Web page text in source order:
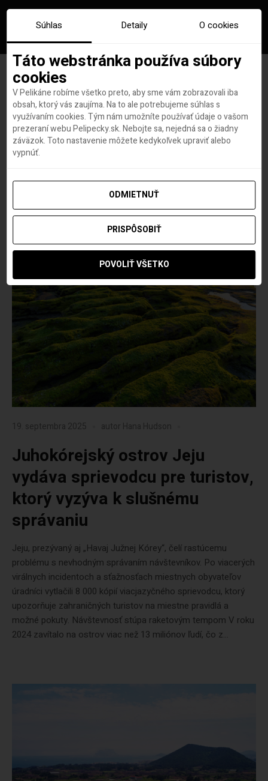
Značka:jeju
19. septembra 2025 autor Hana Hudson
Juhokórejský ostrov Jeju
vydáva sprievodcu pre turistov,
ktorý vyzýva k slušnému
správaniu
Jeju, prezývaný aj „Havaj Južnej Kórey“, čelí rastúcemu
problému s nevhodným správaním návštevníkov. Po viacerých
virálnych incidentoch a sťažnosťach miestnych obyvateľov
úradníci vytlačili 8 000 kópií viacjazyčného sprievodcu, ktorý
upozorňuje zahraničných turistov na miestne pravidlá a
možné pokuty. Návštevnosť stúpa raketovým tempom V roku
2024 zavítalo na ostrov viac než 13 miliónov ľudí, čo z...
Súhlas Detaily O cookies
Táto webstránka používa súbory
cookies
V Pelikáne robíme všetko preto, aby sme vám zobrazovali iba
obsah, ktorý vás zaujíma. Na to ale potrebujeme súhlas s
využívaním cookies. Tým nám umožníte používať údaje o vašom
prezeraní webu Pelipecky.sk. Nebojte sa, nejedná sa o žiadny
záväzok. Toto nastavenie môžete kedykoľvek upraviť alebo
vypnúť.
ODMIETNUŤ
PRISPÔSOBIŤ
POVOLIŤ VŠETKO